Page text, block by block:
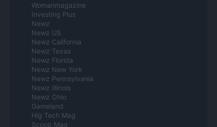
Womanmagazine
Investing Plus
Newz
Newz US
Newz California
Newz Texas
Newz Florida
Newz New York
Newz Pennsylvania
Newz Illinois
Newz Ohio
Gameland
Hig Tech Mag
Scoop Mag